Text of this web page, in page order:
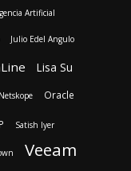
Artificial
Julio Edel Angulo
Lisa Su
Netskope Oracle
Satish Iyer
Veeam